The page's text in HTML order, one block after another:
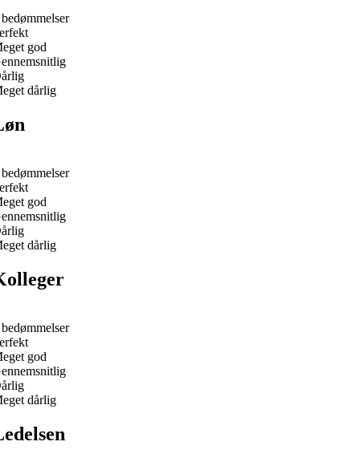
god
dårlig
god
dårlig
god
dårlig